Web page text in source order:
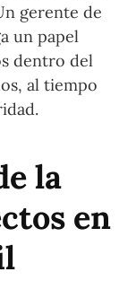
gerente de
un papel
dentro del
al tiempo
la
en